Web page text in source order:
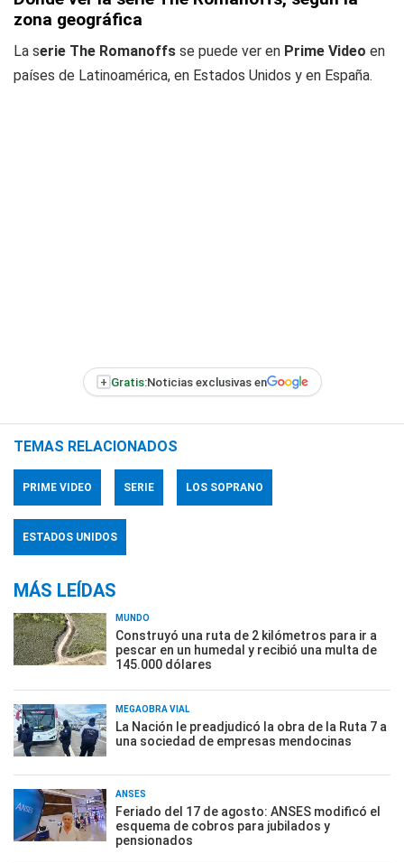
zona geográfica
La serie The Romanoffs se puede ver en Prime Video en
países de Latinoamérica, en Estados Unidos y en España.
+ Gratis:Noticias exclusivas en
TEMAS RELACIONADOS
PRIME VIDEO SERIE LOS SOPRANO
ESTADOS UNIDOS
MÁS LEÍDAS
MUNDO
Construyó una ruta de 2 kilómetros para ir a
pescar en un humedal y recibió una multa de
145.000 dólares
MEGAOBRA VIAL
La Nación le preadjudicó la obra de la Ruta 7 a
una sociedad de empresas mendocinas
ANSES
Feriado del 17 de agosto: ANSES modificó el
esquema de cobros para jubilados y
pensionados